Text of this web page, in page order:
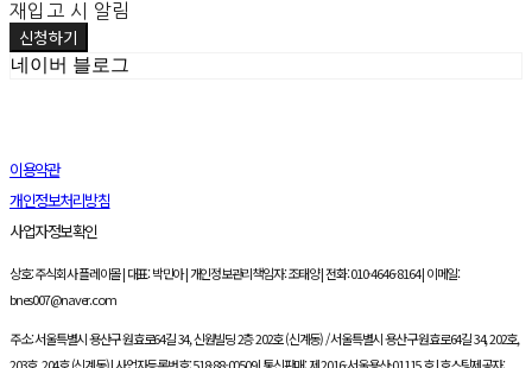
재입고 시 알림
신청하기
네이버 블로그
이용약관
개인정보처리방침
사업자정보확인
상호: 주식회사 플레이몰 | 대표: 박민아 | 개인정보관리책임자: 조태양 | 전화: 010-4646-8164 | 이메일:
bnes007@naver.com
주소: 서울특별시 용산구 원효로64길 34, 신원빌딩 2층 202호 (신계동) / 서울특별시 용산구 원효로64길 34, 202호,